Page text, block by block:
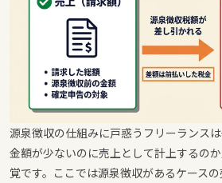
源泉徴収の仕組みに戸惑うフリーランス
金額が少ないのに売上として計上するの
覚です。ここでは源泉徴収があるケース